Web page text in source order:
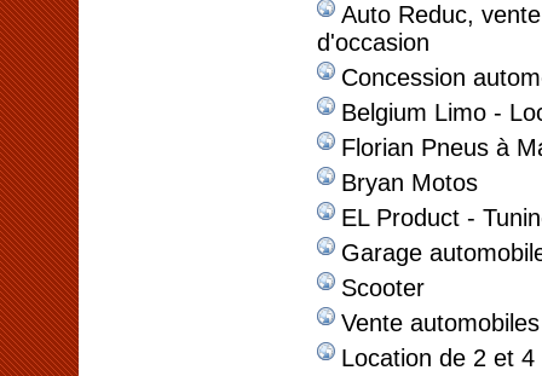
Auto Reduc,
d'occasion
Concession
Belgium Limo -
Florian Pneus à
Bryan Motos
EL Product -
Garage
Scooter
Vente
Location de 2 et